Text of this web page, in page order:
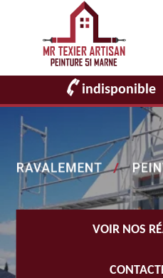
indisponible
VOIR NOS